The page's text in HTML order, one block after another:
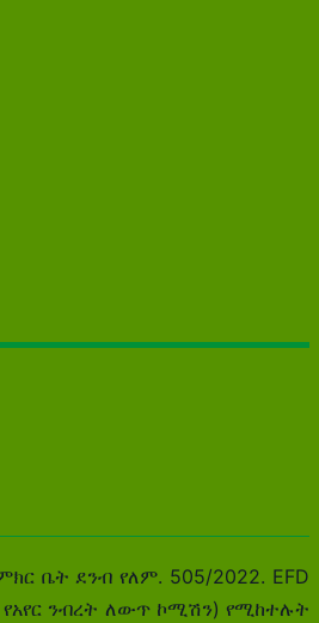
ቤት ደንብ የለም. 505/2022. EFD
የአየር ንብረት ለውጥ ኮሚሽን) የሚከተሉት